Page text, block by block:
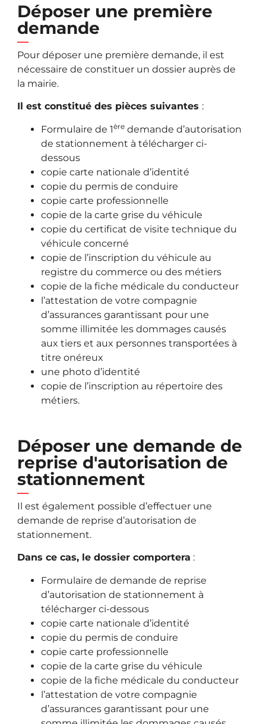
Déposer une première
demande
Pour déposer une première demande, il est
nécessaire de constituer un dossier auprès de
la mairie.
Il est constitué des pièces suivantes :
Formulaire de 1ère demande d’autorisation
de stationnement à télécharger ci-
dessous
copie carte nationale d’identité
copie du permis de conduire
copie carte professionnelle
copie de la carte grise du véhicule
copie du certificat de visite technique du
véhicule concerné
copie de l’inscription du véhicule au
registre du commerce ou des métiers
copie de la fiche médicale du conducteur
l’attestation de votre compagnie
d’assurances garantissant pour une
somme illimitée les dommages causés
aux tiers et aux personnes transportées à
titre onéreux
une photo d’identité
copie de l’inscription au répertoire des
métiers.
Déposer une demande de
reprise d'autorisation de
stationnement
Il est également possible d’effectuer une
demande de reprise d’autorisation de
stationnement.
Dans ce cas, le dossier comportera :
Formulaire de demande de reprise
d’autorisation de stationnement à
télécharger ci-dessous
copie carte nationale d’identité
copie du permis de conduire
copie carte professionnelle
copie de la carte grise du véhicule
copie de la fiche médicale du conducteur
l’attestation de votre compagnie
d’assurances garantissant pour une